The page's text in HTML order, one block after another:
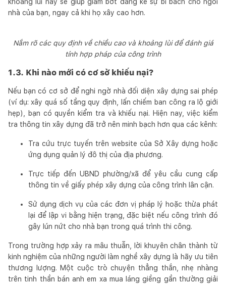
nhà của bạn, ngay cả khi họ xây cao hơn.
Nắm rõ các quy định về chiều cao và khoảng lùi để đánh giá
tính hợp pháp của công trình
1.3. Khi nào mới có cơ sở khiếu nại?
Nếu bạn có cơ sở để nghi ngờ nhà đối diện xây dựng sai phép
(ví dụ: xây quá số tầng quy định, lấn chiếm ban công ra lộ giới
hẹp), bạn có quyền kiểm tra và khiếu nại. Hiện nay, việc kiểm
tra thông tin xây dựng đã trở nên minh bạch hơn qua các kênh:
Tra cứu trực tuyến trên website của Sở Xây dựng hoặc
ứng dụng quản lý đô thị của địa phương.
Trực tiếp đến UBND phường/xã để yêu cầu cung cấp
thông tin về giấy phép xây dựng của công trình lân cận.
Sử dụng dịch vụ của các đơn vị pháp lý hoặc thừa phát
lại để lập vi bằng hiện trạng, đặc biệt nếu công trình đó
gây lún nứt cho nhà bạn trong quá trình thi công.
Trong trường hợp xảy ra mâu thuẫn, lời khuyên chân thành từ
kinh nghiệm của những người làm nghề xây dựng là hãy ưu tiên
thương lượng. Một cuộc trò chuyện thẳng thắn, nhẹ nhàng
trên tinh thần bán anh em xa mua láng giềng gần thường giải